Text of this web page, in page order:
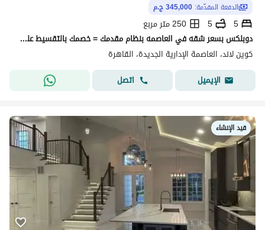
الدفعة المقدّمة: 345,000 ج.م
5
5
250 متر مربع
دوبلكس بسعر شقه في العاصمه بنظام مقدمك = خصمك بالتقسيط علي 12سنه بجوار الجامعه البريطانيه وخطوات من اكبر منطقه خدمات بالR8
كوين لاند، العاصمة الإدارية الجديدة، القاهرة
الإيميل
اتصل
قيد الإنشاء